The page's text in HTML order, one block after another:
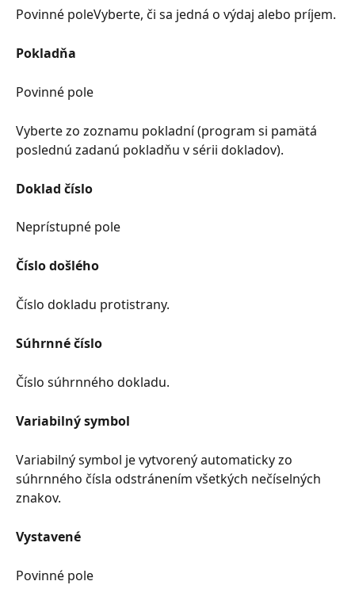
Povinné poleVyberte, či sa jedná o výdaj alebo príjem.
Pokladňa
Povinné pole
Vyberte zo zoznamu pokladní (program si pamätá
poslednú zadanú pokladňu v sérii dokladov).
Doklad číslo
Neprístupné pole
Číslo došlého
Číslo dokladu protistrany.
Súhrnné číslo
Číslo súhrnného dokladu.
Variabilný symbol
Variabilný symbol je vytvorený automaticky zo
súhrnného čísla odstránením všetkých nečíselných
znakov.
Vystavené
Povinné pole